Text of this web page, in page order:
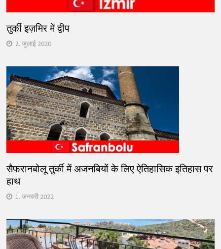
तुर्की इज़मिर में द्वीप
2. जुलाई 2020
सैफरानबोलू तुर्की में अजनबियों के लिए ऐतिहासिक इतिहास पर
हाथ
1. जनवरी 2022